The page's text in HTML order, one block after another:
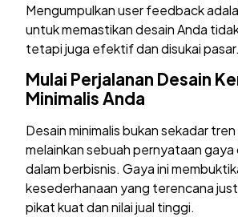
Mengumpulkan user feedback
untuk memastikan desain Anda
tetapi juga efektif dan disukai pasar.
Mulai Perjalanan Desain
Minimalis Anda
Desain minimalis bukan sekadar
melainkan sebuah pernyataan gaya
dalam berbisnis. Gaya ini
kesederhanaan yang terencana
pikat kuat dan nilai jual tinggi.